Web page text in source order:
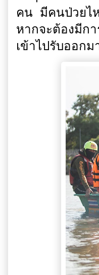
คน มีคนป่วยไห
หากจะต้องมีกา
เข้าไปรับออก